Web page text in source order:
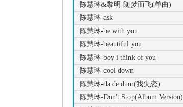
陈慧琳&黎明-随梦而飞(单曲)
陈慧琳-ask
陈慧琳-be with you
陈慧琳-beautiful you
陈慧琳-boy i think of you
陈慧琳-cool down
陈慧琳-da de dum(我失恋)
陈慧琳-Don't Stop(Album Version)